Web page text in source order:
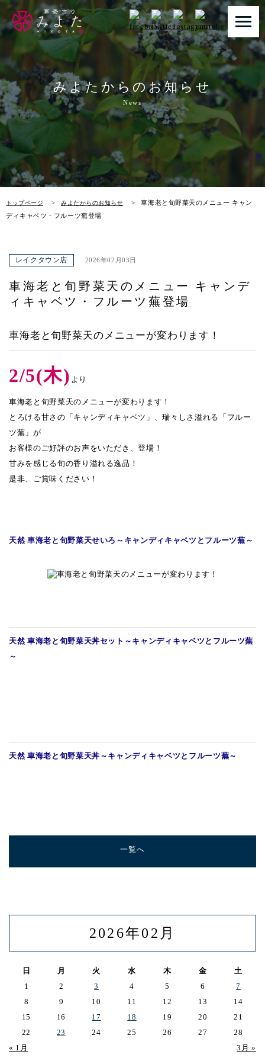
みよたからのお知らせ
News
トップページ みよたからのお知らせ
車海老と旬野菜天のメニュー キャン
ディキャベツ・フルーツ蕪登場
トップページ
みよたとは
みよたのこだわり
畑だより
メニュー
レイクタウン店 2026年02月03日
車海老と旬野菜天のメニュー キャンデ
ィキャベツ・フルーツ蕪登場
車海老と旬野菜天のメニューが変わります！
2/5(木) より
車海老と旬野菜天のメニューが変わります！
とろける甘さの「キャンディキャベツ」、瑞々しさ溢れる「フルー
ツ蕪」が
お客様のご好評のお声をいただき、登場！
甘みを感じる旬の香り溢れる逸品！
是非、ご賞味ください！
天然 車海老と旬野菜天せいろ ～キャンディキャベツとフルーツ蕪～
天然 車海老と旬野菜天丼セット ～キャンディキャベツとフルーツ蕪
～
天然 車海老と旬野菜天丼 ～キャンディキャベツとフルーツ蕪～
一覧へ
2026年02月
日 月 火 水 木 金 土
« 1月 3月 »
1 2 3 4 5 6
7
8
9 10 11 12 13
14
15
16 17 18 19 20
21
22
23 24 25 26 27 28